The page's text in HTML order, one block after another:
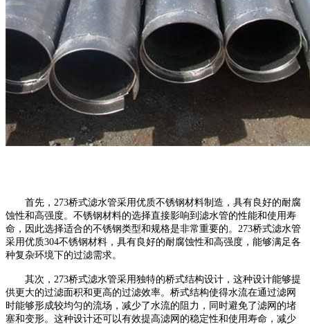
首先，273桥式滤水管采用优质不锈钢材料制造，具有良好的耐腐
蚀性和高强度。不锈钢材料的选择直接影响到滤水管的性能和使用寿
命，因此选择适合的不锈钢类型和规格是非常重要的。273桥式滤水管
采用优质304不锈钢材料，具有良好的耐腐蚀性和高强度，能够满足各
种复杂环境下的过滤需求。
其次，273桥式滤水管采用独特的桥式结构设计，这种设计能够提
供更大的过滤面积和更高的过滤效率。桥式结构使得水流在通过滤网
时能够形成较均匀的流场，减少了水流的阻力，同时避免了滤网的堵
塞和变形。这种设计还可以有效提高滤网的稳定性和使用寿命，减少